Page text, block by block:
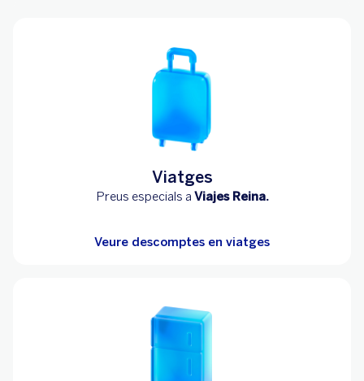
Viatges
Preus especials a Viajes Reina.
Veure descomptes en viatges